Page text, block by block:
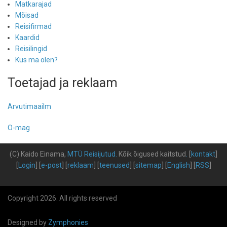
Matkarajad
Mõisad
Reisifirmad
Kaardid
Reisilingid
Kus ma olen?
Toetajad ja reklaam
Arvutimaailm
O-mag
(C) Kaido Einama, MTÜ Reisijutud Kõik õigused kaitstud [kontakt]
[Login] [e-post] [reklaam] [teenused] [sitemap] [English] [RSS]
Copyright 2026. All rights reserved
Designed by Zymphonies